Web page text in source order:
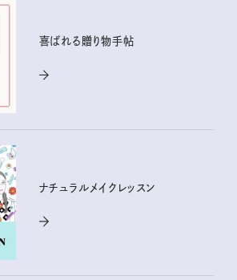
喜ばれる贈り物手帖
ナチュラルメイクレッスン